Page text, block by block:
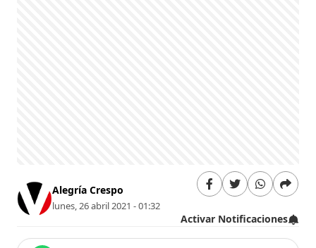
Alegría Crespo
lunes, 26 abril 2021 - 01:32
Activar Notificaciones